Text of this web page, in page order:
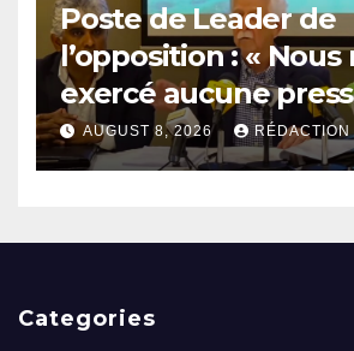
Poste de Leader de
l’opposition : « Nous
exercé aucune
le Président »,
Bérenger
AUGUST 8, 2026 RÉDACTION
Categories